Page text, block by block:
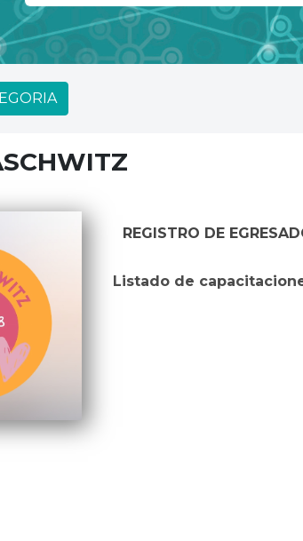
REGISTRO DE
Listado de